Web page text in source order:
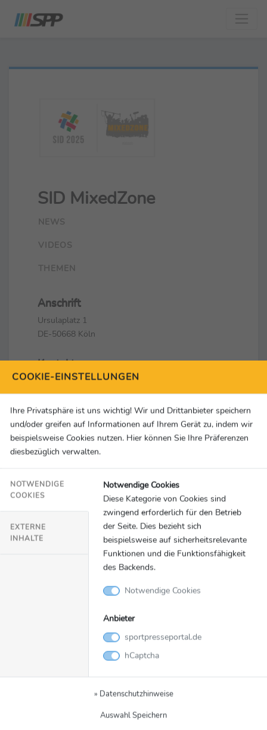
SID MixedZone
NEWS
VIDEOS
THEMEN
Anschrift
Ursulaplatz 1
DE-50668 Köln
Kontakt
+49 221 99880 0
redaktion@sid-marketing.de
Social Media & Links
Foto von der SID
MixedZone
COOKIE-EINSTELLUNGEN
Ihre Privatsphäre ist uns wichtig! Wir und Drittanbieter speichern
und/oder greifen auf Informationen auf Ihrem Gerät zu, indem wir
beispielsweise Cookies nutzen. Hier können Sie Ihre Präferenzen
diesbezüglich verwalten.
NOTWENDIGE
COOKIES
EXTERNE
INHALTE
Notwendige Cookies
Diese Kategorie von Cookies sind
zwingend erforderlich für den Betrieb
der Seite. Dies bezieht sich
beispielsweise auf sicherheitsrelevante
Funktionen und die Funktionsfähigkeit
des Backends.
Notwendige Cookies
Anbieter
sportpresseportal.de
hCaptcha
» Datenschutzhinweise
Auswahl Speichern